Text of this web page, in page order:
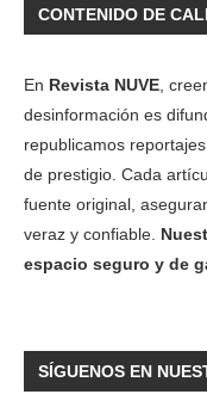
CONTENIDO DE
En Revista NUVE ,
desinformación es
republicamos
de prestigio. Cada
fuente original,
veraz y confiable.
espacio seguro y de
SÍGUENOS EN